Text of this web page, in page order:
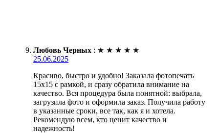
Любовь Черных : ★ ★ ★ ★ ★
25.06.2025
Красиво, быстро и удобно! Заказала фотопечать
15х15 с рамкой, и сразу обратила внимание на
качество. Вся процедура была понятной: выбрала,
загрузила фото и оформила заказ. Получила работу
в указанные сроки, все так, как я и хотела.
Рекомендую всем, кто ценит качество и
надежность!